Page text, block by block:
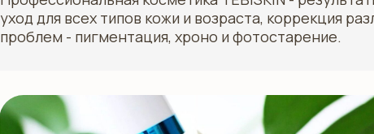
уход для всех типов кожи и возраста, коррекция
проблем - пигментация, хроно и фотостарение.